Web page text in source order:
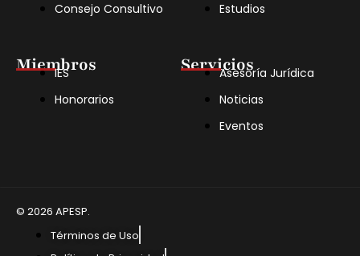
Consejo Consultivo
Miembros
IES
Honorarios
Estudios
ServiciosAsesoría Jurídica
Noticias
Eventos
© 2026 APESP.
Términos de Uso